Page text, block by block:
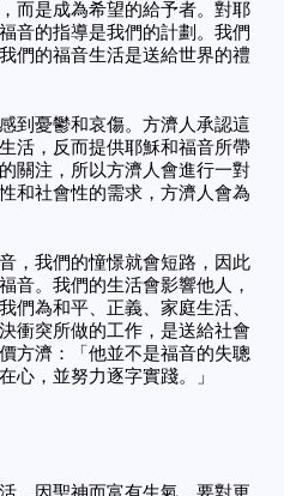
而是成為希望的給予者。對耶
音的指導是我們的計劃。我們
們的福音生活是送給世界的禮
到憂鬱和哀傷。方濟人承認這
活，反而提供耶穌和福音所帶
關注，所以方濟人會進行一對
和社會性的需求，方濟人會為
，我們的憧憬就會短路，因此
音。我們的生活會影響他人，
們為和平、正義、家庭生活、
衝突所做的工作，是送給社會
方濟：「他並不是福音的失聰
心，並努力逐字實踐。」